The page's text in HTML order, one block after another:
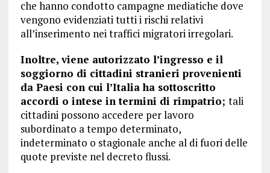
che hanno condotto campagne mediatiche dove
vengono evidenziati tutti i rischi relativi
all’inserimento nei traffici migratori irregolari.
Inoltre, viene autorizzato l’ingresso e il
soggiorno di cittadini stranieri provenienti
da Paesi con cui l’Italia ha sottoscritto
accordi o intese in termini di rimpatrio; tali
cittadini possono accedere per lavoro
subordinato a tempo determinato,
indeterminato o stagionale anche al di fuori delle
quote previste nel decreto flussi.